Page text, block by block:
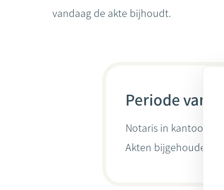
vandaag de akte bijhoudt.
Periode van
Notaris in kantoor
Akten bijgehouden